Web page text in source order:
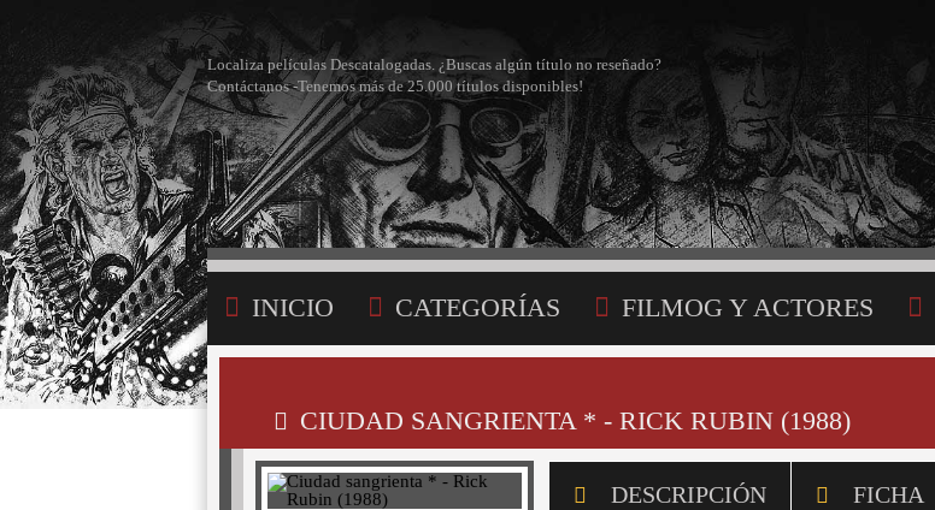
Localiza películas Descatalogadas. ¿Buscas algún título no reseñado?
Contáctanos -Tenemos más de 25.000 títulos disponibles!
INICIO CATEGORÍAS FILMOG Y ACTORES
CIUDAD SANGRIENTA * - RICK RUBIN (1988)
DESCRIPCIÓN FICHA